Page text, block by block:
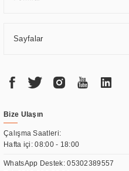
Sayfalar
Bize Ulaşın
Çalışma Saatleri:
Hafta içi: 08:00 - 18:00
WhatsApp Destek:05302389557